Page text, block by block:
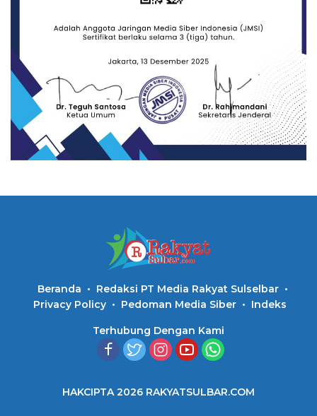
Beranda
Redaksi PT Media Rakyat Sulselbar
Privacy Policy
Pedoman Media Siber Indeks
Terhubung Dengan Kami
HAKCIPTA 2026 RAKYATSULBAR.COM